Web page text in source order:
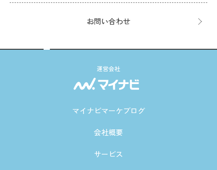
お問い合わせ
運営会社
マイナビマーケブログ
会社概要
サービス